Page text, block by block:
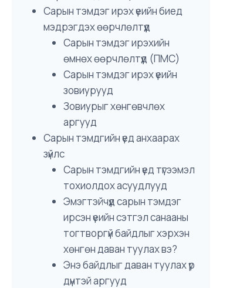
Сарын тэмдэг ирэх үеийн биед
мэдрэгдэх өөрчлөлтүүд
Сарын тэмдэг ирэхийн
өмнөх өөрчлөлтүүд (ПМС)
Сарын тэмдэг ирэх үеийн
зовиурууд
Зовиурыг хөнгөвчлөх
аргууд
Сарын тэмдгийн үед анхаарах
зүйлс
Сарын тэмдгийн үед түгээмэл
тохиолдох асуудлууд
Эмэгтэйчүүд сарын тэмдэг
ирсэн үеийн сэтгэл санааны
тогтворгүй байдлыг хэрхэн
хөнгөн даван туулах вэ?
Энэ байдлыг даван туулах үр
дүнтэй аргууд